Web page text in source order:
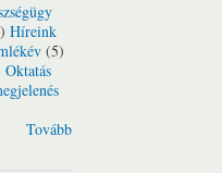
Híreink
(5)
Oktatás
Tovább